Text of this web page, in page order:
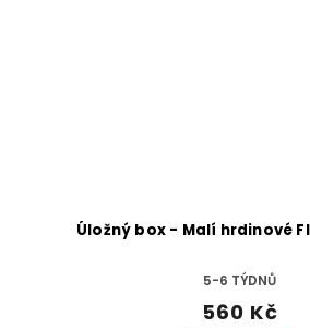
Úložný box - Malí hrdinové
5-6 TÝDNŮ
560 Kč